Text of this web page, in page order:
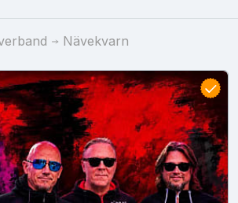
Nävekvarn